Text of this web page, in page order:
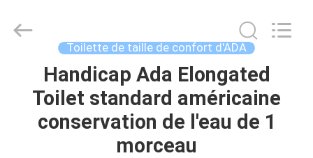
MAISON
PRODUITS
Sanitary
Toilette de taille de confort d'ADA
Handicap Ada Elongated
Toilet standard américaine
conservation de l'eau de 1
morceau